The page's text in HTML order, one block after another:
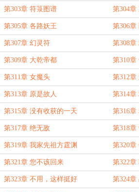
第303章 符箓图谱 第304章
第305章 各路妖王 第306章
第307章 幻灵符 第308章
第309章 大乾帝都 第310章
第311章 女魔头 第312章
第313章 原是故人 第314章
第315章 没有收获的一天 第316章
第317章 绝无敌 第318章
第319章 我家先祖方霆渊 第320章
第321章 您不该回来 第322章
第323章 不用，这样挺好 第324章